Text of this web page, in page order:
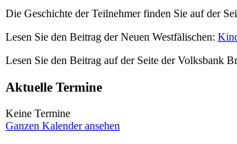
Die Geschichte der Teilnehmer finden Sie auf der
Lesen Sie den Beitrag der Neuen Westfälischen:
Lesen Sie den Beitrag auf der Seite der Volksbank
Aktuelle Termine
Keine Termine
Ganzen Kalender ansehen